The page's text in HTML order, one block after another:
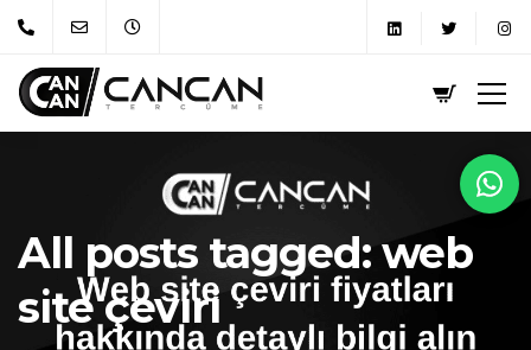
All posts tagged: web
site çeviri